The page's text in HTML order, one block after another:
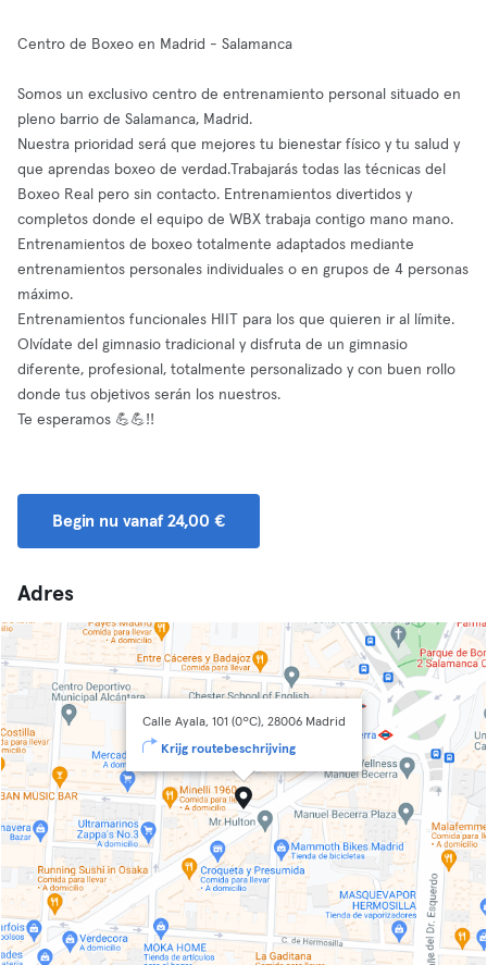
Centro de Boxeo en Madrid - Salamanca
Somos un exclusivo centro de entrenamiento personal situado en
pleno barrio de Salamanca, Madrid.
Nuestra prioridad será que mejores tu bienestar físico y tu salud y
que aprendas boxeo de verdad.Trabajarás todas las técnicas del
Boxeo Real pero sin contacto. Entrenamientos divertidos y
completos donde el equipo de WBX trabaja contigo mano mano.
Entrenamientos de boxeo totalmente adaptados mediante
entrenamientos personales individuales o en grupos de 4 personas
máximo.
Entrenamientos funcionales HIIT para los que quieren ir al límite.
Olvídate del gimnasio tradicional y disfruta de un gimnasio
diferente, profesional, totalmente personalizado y con buen rollo
donde tus objetivos serán los nuestros.
Te esperamos 💪💪!!
Begin nu vanaf 24,00 €
Adres
Calle Ayala, 101 (0ºC), 28006 Madrid
Krijg routebeschrijving